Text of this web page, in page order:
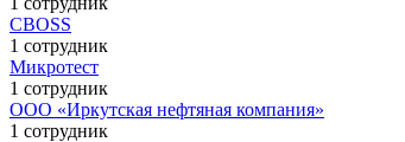
CBOSS
1 сотрудник
Микротест
1 сотрудник
ООО «Иркутская нефтяная компания»
1 сотрудник